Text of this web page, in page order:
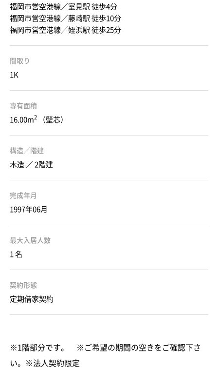
福岡市営空港線／室見駅 徒歩4分
福岡市営空港線／藤崎駅 徒歩10分
福岡市営空港線／姪浜駅 徒歩25分
間取り
1K
専有面積
16.00m2 （壁芯）
構造／階建
木造 ／ 2階建
完成年月
1997年06月
最大入居人数
1 名
契約形態
定期借家契約
※1階部分です。 ※ご希望の期間の空きをご確認下さ
い。※法人契約限定